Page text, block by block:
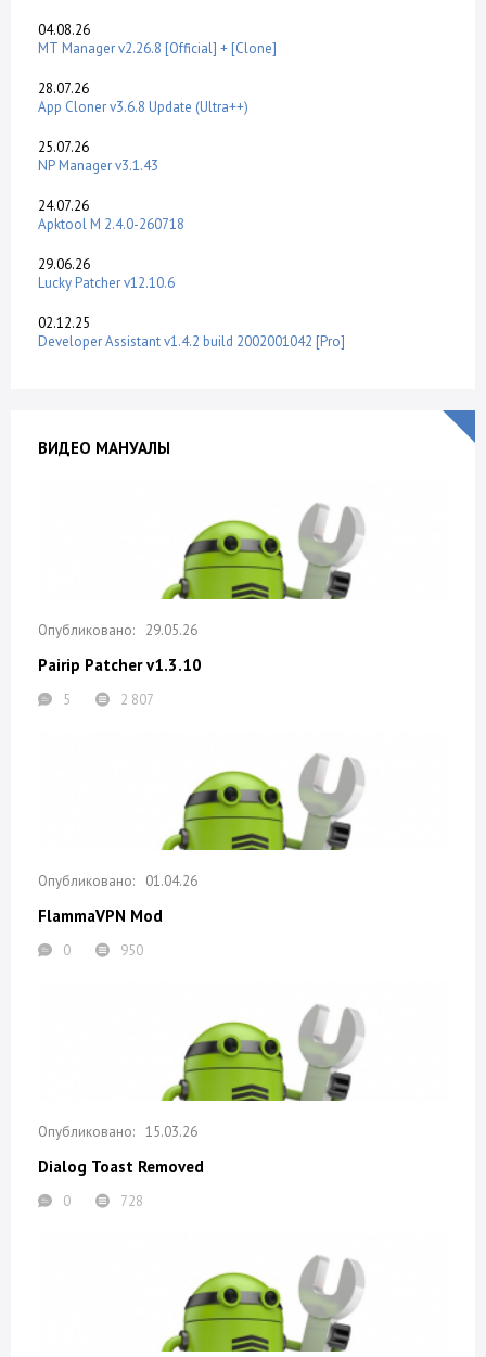
04.08.26
MT Manager v2.26.8 [Official] + [Clone]
28.07.26
App Cloner v3.6.8 Update (Ultra++)
25.07.26
NP Manager v3.1.43
24.07.26
Apktool M 2.4.0-260718
29.06.26
Lucky Patcher v12.10.6
02.12.25
Developer Assistant v1.4.2 build 2002001042 [Pro]
ВИДЕО МАНУАЛЫ
29.05.26
Pairip Patcher v1.3.10
5 2 807
01.04.26
FlammaVPN Mod
0 950
15.03.26
Dialog Toast Removed
0 728